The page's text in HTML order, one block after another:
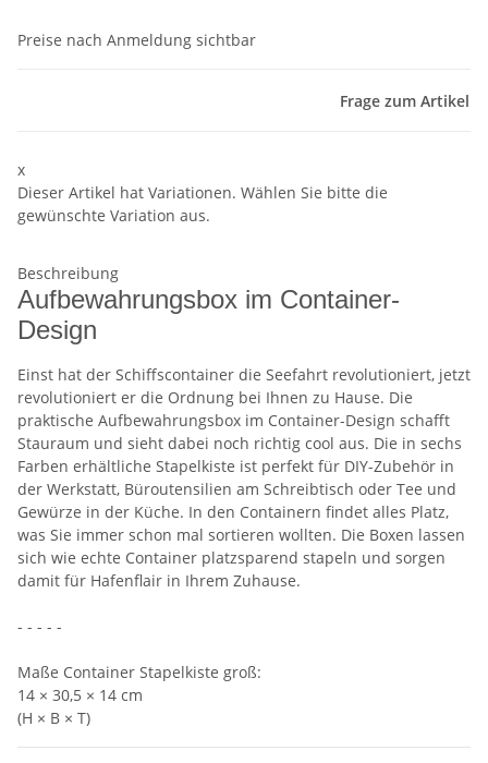
Preise nach Anmeldung sichtbar
Frage zum Artikel
x
Dieser Artikel hat Variationen. Wählen Sie bitte die
gewünschte Variation aus.
Beschreibung
Aufbewahrungsbox im Container-
Design
Einst hat der Schiffscontainer die Seefahrt revolutioniert, jetzt
revolutioniert er die Ordnung bei Ihnen zu Hause. Die
praktische Aufbewahrungsbox im Container-Design schafft
Stauraum und sieht dabei noch richtig cool aus. Die in sechs
Farben erhältliche Stapelkiste ist perfekt für DIY-Zubehör in
der Werkstatt, Büroutensilien am Schreibtisch oder Tee und
Gewürze in der Küche. In den Containern findet alles Platz,
was Sie immer schon mal sortieren wollten. Die Boxen lassen
sich wie echte Container platzsparend stapeln und sorgen
damit für Hafenflair in Ihrem Zuhause.
- - - - -
Maße Container Stapelkiste groß:
14 × 30,5 × 14 cm
(H × B × T)